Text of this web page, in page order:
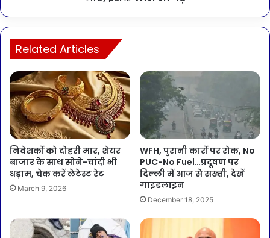
Related Articles
निवेशकों को दोहरी मार, शेयर
बाजार के साथ सोने-चांदी भी
धड़ाम, चेक करें लेटेस्ट रेट
March 9, 2026
WFH, पुरानी कारों पर रोक, No
PUC-No Fuel…प्रदूषण पर
दिल्ली में आज से सख्ती, देखें
गाइडलाइन
December 18, 2025